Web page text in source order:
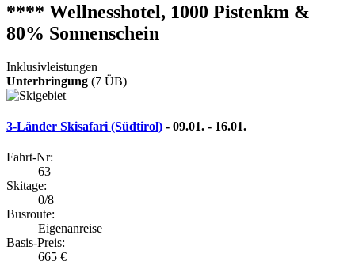
**** Wellnesshotel, 1000 Pistenkm &
80% Sonnenschein
Inklusivleistungen
Unterbringung (7 ÜB)
3-Länder Skisafari (Südtirol) - 09.01. - 16.01.
Fahrt-Nr:
63
Skitage:
0/8
Busroute:
Eigenanreise
Basis-Preis:
665 €